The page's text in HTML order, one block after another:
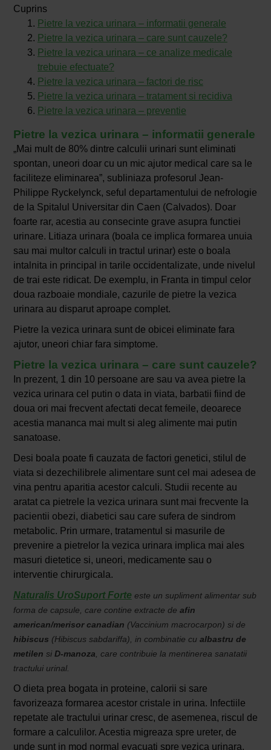
Cuprins
Pietre la vezica urinara – informatii generale
Pietre la vezica urinara – care sunt cauzele?
Pietre la vezica urinara – ce analize medicale
trebuie efectuate?
Pietre la vezica urinara – factori de risc
Pietre la vezica urinara – tratament si recidiva
Pietre la vezica urinara – preventie
Pietre la vezica urinara – informatii generale
„Mai mult de 80% dintre calculii urinari sunt eliminati
spontan, uneori doar cu un mic ajutor medical care sa le
faciliteze eliminarea”, subliniaza profesorul Jean-
Philippe Ryckelynck, seful departamentului de nefrologie
de la Spitalul Universitar din Caen (Calvados). Doar
foarte rar, acestia au consecinte grave asupra functiei
urinare. Litiaza urinara (boala ce implica formarea unuia
sau mai multor calculi in tractul urinar) este o boala
intalnita in principal in tarile occidentalizate, unde nivelul
de trai este ridicat. De exemplu, in Franta in timpul celor
doua razboaie mondiale, cazurile de pietre la vezica
urinara au disparut aproape complet.
Pietre la vezica urinara sunt de obicei eliminate fara
ajutor, uneori chiar fara simptome.
Pietre la vezica urinara – care sunt cauzele?
In prezent, 1 din 10 persoane are sau va avea pietre la
vezica urinara cel putin o data in viata, barbatii fiind de
doua ori mai frecvent afectati decat femeile, deoarece
acestia mananca mai mult si aleg alimente mai putin
sanatoase.
Desi boala poate fi cauzata de factori genetici, stilul de
viata si dezechilibrele alimentare sunt cel mai adesea de
vina pentru aparitia acestor calculi. Studii recente au
aratat ca pietrele la vezica urinara sunt mai frecvente la
pacientii obezi, diabetici sau care sufera de sindrom
metabolic. Prin urmare, tratamentul si masurile de
prevenire a pietrelor la vezica urinara implica mai ales
masuri dietetice si, uneori, medicamente sau o
interventie chirurgicala.
Naturalis UroSuport Forte este un supliment alimentar sub
forma de capsule, care contine extracte de afin
american/merisor canadian (Vaccinium macrocarpon) si de
hibiscus (Hibiscus sabdariffa), in combinatie cu albastru de
metilen si D-manoza , care contribuie la mentinerea sanatatii
tractului urinal.
O dieta prea bogata in proteine, calorii si sare
favorizeaza formarea acestor cristale in urina. Infectiile
repetate ale tractului urinar cresc, de asemenea, riscul de
formare a calculilor. Acestia migreaza spre ureter, de
unde sunt in mod normal evacuati spre vezica urinara.